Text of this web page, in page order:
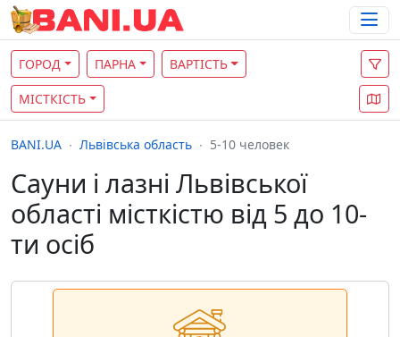
ГОРОД ПАРНА ВАРТІСТЬ
МІСТКІСТЬ
BANI.UA Львівська область 5-10 человек
Сауни і лазні Львівської
області місткістю від 5 до 10-
ти осіб